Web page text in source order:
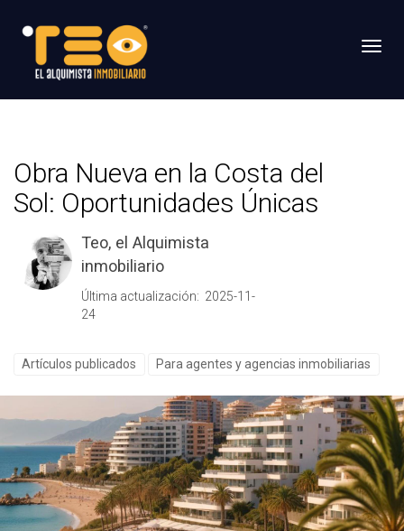
Obra Nueva en la Costa del
Sol: Oportunidades Únicas
Teo, el Alquimista
inmobiliario
Última actualización: 2025-11-
24
Artículos publicados Para agentes y agencias inmobiliarias